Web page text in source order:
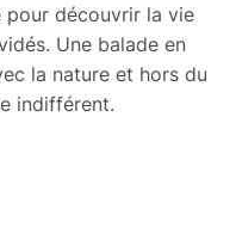
pour découvrir la vie
Une balade en
la nature et hors du
indifférent.